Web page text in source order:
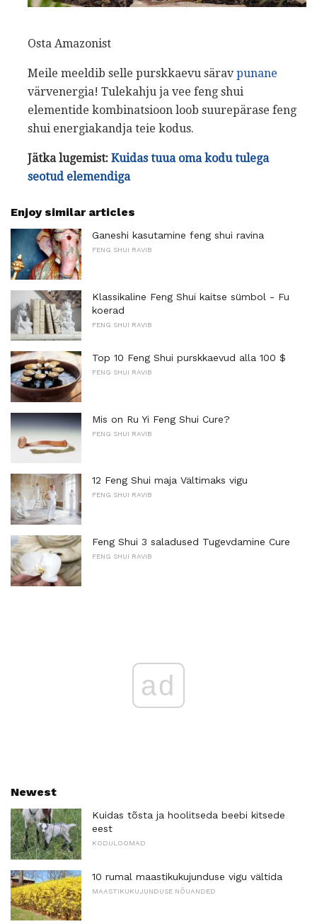
Osta Amazonist
Meile meeldib selle purskkaevu säravpunane
värvenergia! Tulekahju ja vee feng shui
elementide kombinatsioon loob suurepärase feng
shui energiakandja teie kodus.
Jätka lugemist: Kuidas tuua oma kodu tulega
seotud elemendiga
Enjoy similar articles
Ganeshi kasutamine feng shui ravina
FENG SHUI RAVIB
Klassikaline Feng Shui kaitse sümbol - Fu
koerad
FENG SHUI RAVIB
Top 10 Feng Shui purskkaevud alla 100 $
FENG SHUI RAVIB
Mis on Ru Yi Feng Shui Cure?
FENG SHUI RAVIB
12 Feng Shui maja Vältimaks vigu
FENG SHUI RAVIB
Feng Shui 3 saladused Tugevdamine Cure
FENG SHUI RAVIB
ad
Newest
Kuidas tõsta ja hoolitseda beebi kitsede
eest
KODULOOMAD
10 rumal maastikukujunduse vigu vältida
MAASTIKUKUJUNDUSE NÕUANDED